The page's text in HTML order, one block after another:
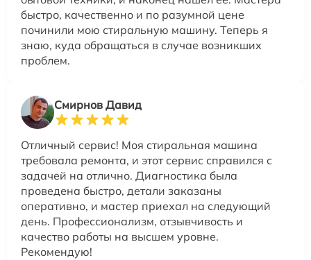
быстро, качественно и по разумной цене
починили мою стиральную машину. Теперь я
знаю, куда обращаться в случае возникших
проблем.
Смирнов Давид
Отличный сервис! Моя стиральная машина
требовала ремонта, и этот сервис справился с
задачей на отлично. Диагностика была
проведена быстро, детали заказаны
оперативно, и мастер приехал на следующий
день. Профессионализм, отзывчивость и
качество работы на высшем уровне.
Рекомендую!